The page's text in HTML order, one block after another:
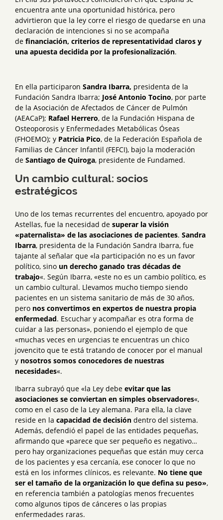
encuentra ante una oportunidad histórica, pero
advirtieron que la ley corre el riesgo de quedarse en una
declaración de intenciones si no se acompaña
de financiación, criterios de representatividad claros y
una apuesta decidida por la profesionalización.
En ella participaron Sandra Ibarra, presidenta de la
Fundación Sandra Ibarra; José Antonio Tocino, por parte
de la Asociación de Afectados de Cáncer de Pulmón
(AEACaP); Rafael Herrero, de la Fundación Hispana de
Osteoporosis y Enfermedades Metabólicas Óseas
(FHOEMO); y Patricia Pico, de la Federación Española de
Familias de Cáncer Infantil (FEFCI), bajo la moderación
de Santiago de Quiroga, presidente de Fundamed.
Un cambio cultural: socios
estratégicos
Uno de los temas recurrentes del encuentro, apoyado por
Astellas, fue la necesidad de superar la visión
«paternalista» de las asociaciones de pacientes. Sandra
Ibarra, presidenta de la Fundación Sandra Ibarra, fue
tajante al señalar que «la participación no es un favor
político, sino un derecho ganado tras décadas de
trabajo«. Según Ibarra, «este no es un cambio político, es
un cambio cultural. Llevamos mucho tiempo siendo
pacientes en un sistema sanitario de más de 30 años,
pero nos convertimos en expertos de nuestra propia
enfermedad. Escuchar y acompañar es otra forma de
cuidar a las personas», poniendo el ejemplo de que
«muchas veces en urgencias te encuentras un chico
jovencito que te está tratando de conocer por el manual
y nosotros somos conocedores de nuestras
necesidades«.
Ibarra subrayó que «la Ley debe evitar que las
asociaciones se conviertan en simples observadores«,
como en el caso de la Ley alemana. Para ella, la clave
reside en la capacidad de decisión dentro del sistema.
Además, defendió el papel de las entidades pequeñas,
afirmando que «parece que ser pequeño es negativo…
pero hay organizaciones pequeñas que están muy cerca
de los pacientes y esa cercanía, ese conocer lo que no
está en los informes clínicos, es relevante. No tiene que
ser el tamaño de la organización lo que defina su peso»,
en referencia también a patologías menos frecuentes
como algunos tipos de cánceres o las propias
enfermedades raras.